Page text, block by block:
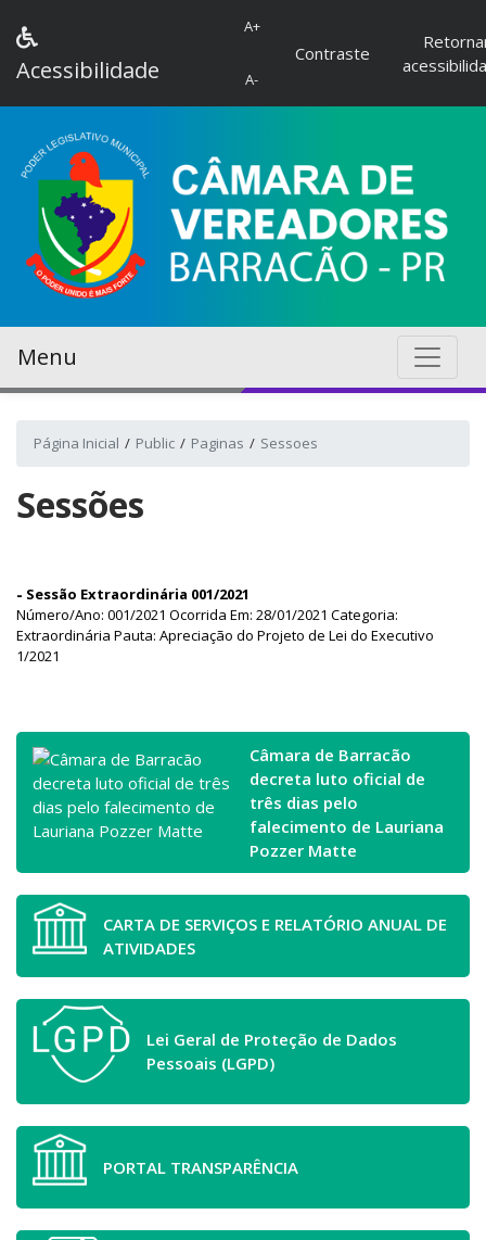
Acessibilidade
A+
A-
Contraste
Menu
Página Inicial Public Paginas Sessoes
Sessões
- Sessão Extraordinária 001/2021
Número/Ano: 001/2021 Ocorrida Em: 28/01/2021 Categoria:
Extraordinária Pauta: Apreciação do Projeto de Lei do Executivo
1/2021
Câmara de Barracão
decreta luto oficial de
três dias pelo
falecimento de Lauriana
Pozzer Matte
CARTA DE SERVIÇOS E RELATÓRIO ANUAL DE
ATIVIDADES
Lei Geral de Proteção de Dados
Pessoais (LGPD)
PORTAL TRANSPARÊNCIA